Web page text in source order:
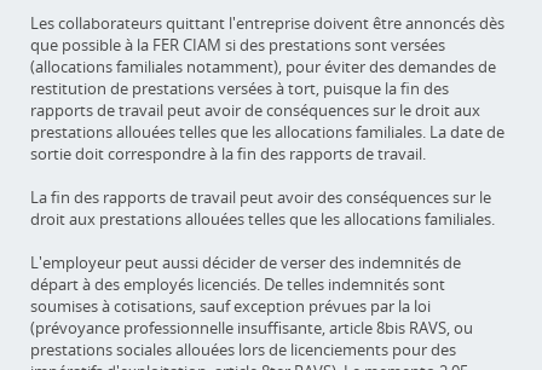
Les collaborateurs quittant l'entreprise doivent être annoncés dès
que possible à la FER CIAM si des prestations sont versées
(allocations familiales notamment), pour éviter des demandes de
restitution de prestations versées à tort, puisque la fin des
rapports de travail peut avoir de conséquences sur le droit aux
prestations allouées telles que les allocations familiales. La date de
sortie doit correspondre à la fin des rapports de travail.
La fin des rapports de travail peut avoir des conséquences sur le
droit aux prestations allouées telles que les allocations familiales.
L'employeur peut aussi décider de verser des indemnités de
départ à des employés licenciés. De telles indemnités sont
soumises à cotisations, sauf exception prévues par la loi
(prévoyance professionnelle insuffisante, article 8bis RAVS, ou
prestations sociales allouées lors de licenciements pour des